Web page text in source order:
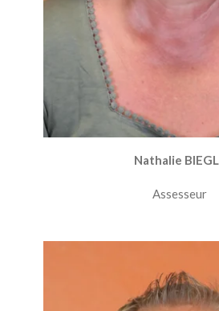
Nathalie
Assesseur